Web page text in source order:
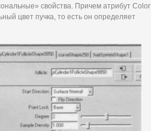
свойства. Причем атрибут Color
цвет пучка, то есть он определяет